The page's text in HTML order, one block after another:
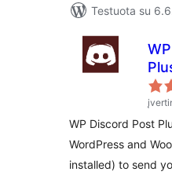
Testuota su
Plus –
WP Discord Post
WordPress and
installed) to send